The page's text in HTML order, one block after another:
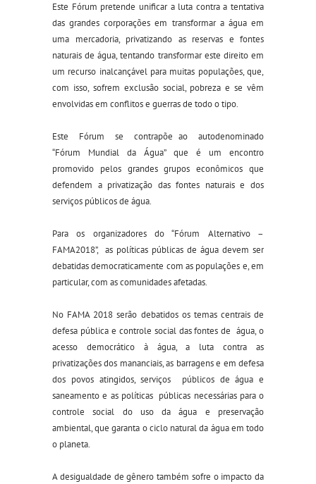
Este Fórum pretende unificar a luta contra a tentativa
das grandes corporações em transformar a água em
uma mercadoria, privatizando as reservas e fontes
naturais de água, tentando transformar este direito em
um recurso inalcançável para muitas populações, que,
com isso, sofrem exclusão social, pobreza e se vêm
envolvidas em conflitos e guerras de todo o tipo.
Este Fórum se contrapõe ao autodenominado
“Fórum Mundial da Água” que é um encontro
promovido pelos grandes grupos econômicos que
defendem a privatização das fontes naturais e dos
serviços públicos de água.
Para os organizadores do “Fórum Alternativo –
FAMA2018”, as políticas públicas de água devem ser
debatidas democraticamente com as populações e, em
particular, com as comunidades afetadas.
No FAMA 2018 serão debatidos os temas centrais de
defesa pública e controle social das fontes de água, o
acesso democrático à água, a luta contra as
privatizações dos mananciais, as barragens e em defesa
dos povos atingidos, serviços públicos de água e
saneamento e as políticas públicas necessárias para o
controle social do uso da água e preservação
ambiental, que garanta o ciclo natural da água em todo
o planeta.
A desigualdade de gênero também sofre o impacto da